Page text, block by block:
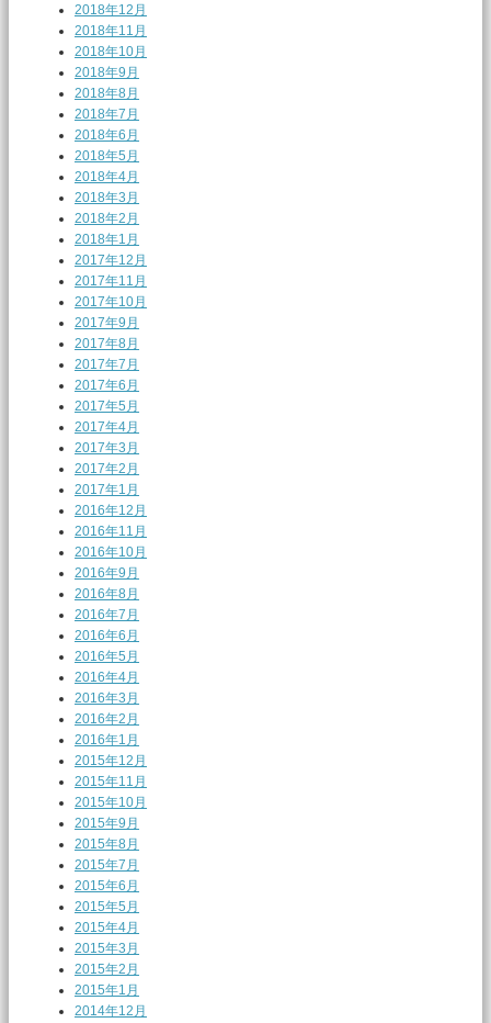
2018年12月
2018年11月
2018年10月
2018年9月
2018年8月
2018年7月
2018年6月
2018年5月
2018年4月
2018年3月
2018年2月
2018年1月
2017年12月
2017年11月
2017年10月
2017年9月
2017年8月
2017年7月
2017年6月
2017年5月
2017年4月
2017年3月
2017年2月
2017年1月
2016年12月
2016年11月
2016年10月
2016年9月
2016年8月
2016年7月
2016年6月
2016年5月
2016年4月
2016年3月
2016年2月
2016年1月
2015年12月
2015年11月
2015年10月
2015年9月
2015年8月
2015年7月
2015年6月
2015年5月
2015年4月
2015年3月
2015年2月
2015年1月
2014年12月